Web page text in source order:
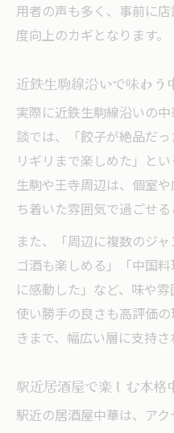
用者の声も多く、事前に
度向上のカギとなります。
近鉄生駒線沿いで味わう
実際に近鉄生駒線沿いの
談では、「餃子が絶品だ
リギリまで楽しめた」と
生駒や王寺周辺は、個室
ち着いた雰囲気で過ごせる
また、「周辺に複数のジ
ゴ酒も楽しめる」「中国
に感動した」など、味や
使い勝手の良さも高評価
きまで、幅広い層に支持さ
駅近居酒屋で楽しむ本格
駅近の居酒屋中華は、ア